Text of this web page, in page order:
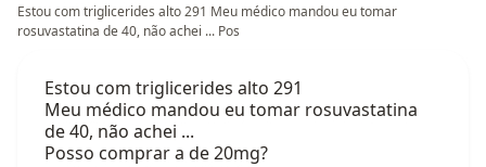
Estou com triglicerides alto 291 Meu médico mandou eu tomar
rosuvastatina de 40, não achei ... Pos
Estou com triglicerides alto 291
Meu médico mandou eu tomar rosuvastatina
de 40, não achei ...
Posso comprar a de 20mg?